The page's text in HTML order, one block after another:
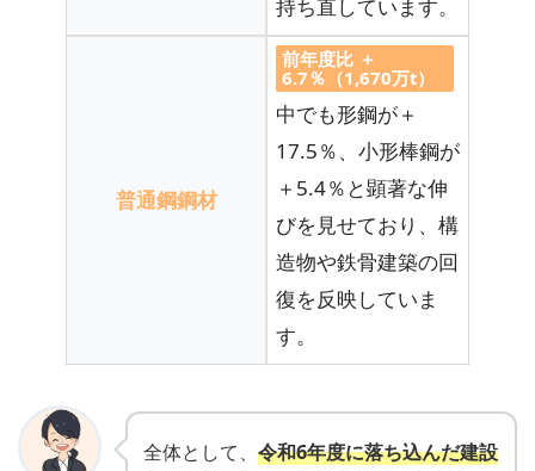
持ち直しています。
普通鋼鋼材
前年度比 ＋
6.7％（1,670万t）
中でも形鋼が＋
17.5％、小形棒鋼が
＋5.4％と顕著な伸
びを見せており、構
造物や鉄骨建築の回
復を反映していま
す。
全体として、 令和6年度に落ち込んだ建設